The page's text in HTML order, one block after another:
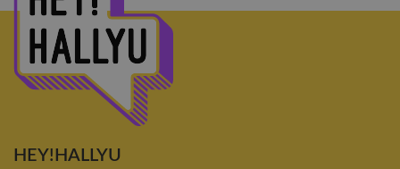
HEY!HALLYU